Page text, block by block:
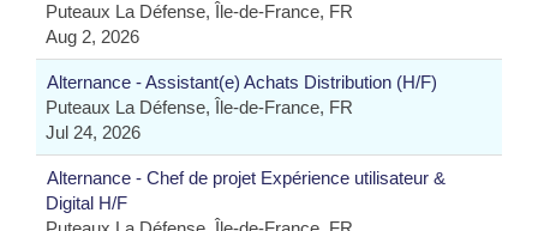
Puteaux La Défense, Île-de-France, FR
Aug 2, 2026
Alternance - Assistant(e) Achats Distribution (H/F)
Puteaux La Défense, Île-de-France, FR
Jul 24, 2026
Alternance - Chef de projet Expérience utilisateur &
Digital H/F